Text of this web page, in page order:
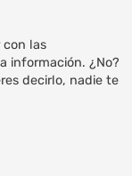
con las
información. ¿No?
decirlo, nadie te